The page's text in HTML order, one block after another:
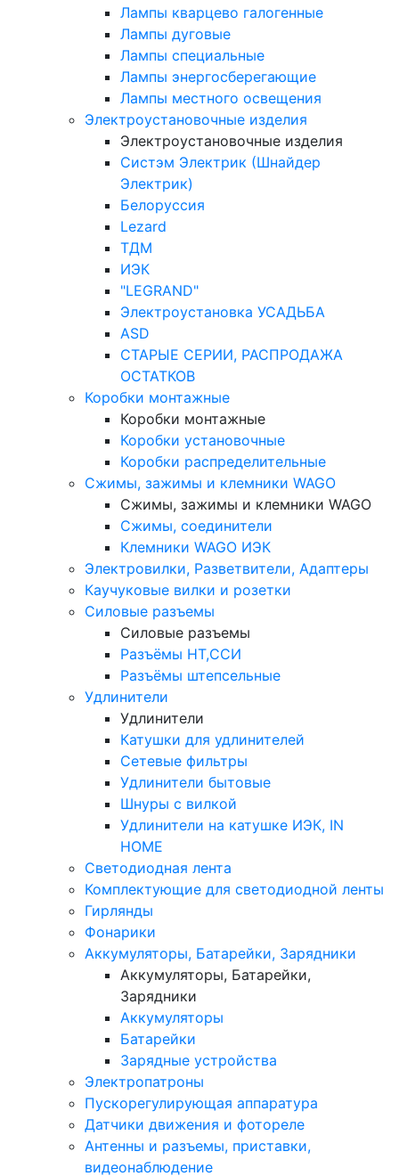
Лампы кварцево галогенные
Лампы дуговые
Лампы специальные
Лампы энергосберегающие
Лампы местного освещения
Электроустановочные изделия
Электроустановочные изделия
Систэм Электрик (Шнайдер
Электрик)
Белоруссия
Lezard
ТДМ
ИЭК
"LEGRAND"
Электроустановка УСАДЬБА
ASD
СТАРЫЕ СЕРИИ, РАСПРОДАЖА
ОСТАТКОВ
Коробки монтажные
Коробки монтажные
Коробки установочные
Коробки распределительные
Сжимы, зажимы и клемники WAGO
Сжимы, зажимы и клемники WAGO
Сжимы, соединители
Клемники WAGO ИЭК
Электровилки, Разветвители, Адаптеры
Каучуковые вилки и розетки
Силовые разъемы
Силовые разъемы
Разъёмы НТ,ССИ
Разъёмы штепсельные
Удлинители
Удлинители
Катушки для удлинителей
Сетевые фильтры
Удлинители бытовые
Шнуры с вилкой
Удлинители на катушке ИЭК, IN
HOME
Светодиодная лента
Комплектующие для светодиодной ленты
Гирлянды
Фонарики
Аккумуляторы, Батарейки, Зарядники
Аккумуляторы, Батарейки,
Зарядники
Аккумуляторы
Батарейки
Зарядные устройства
Электропатроны
Пускорегулирующая аппаратура
Датчики движения и фотореле
Антенны и разъемы, приставки,
видеонаблюдение